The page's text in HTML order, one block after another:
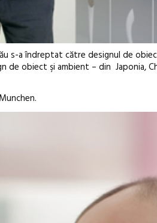
s-a îndreptat către designul de
obiect şi ambient – din Japonia,